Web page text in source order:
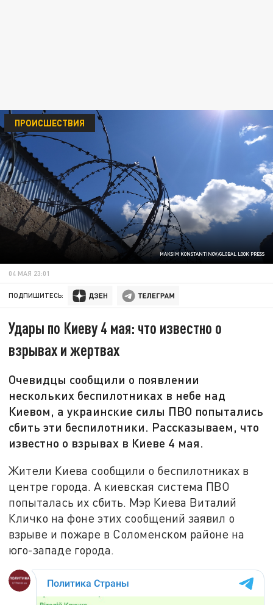
MAKSIM KONSTANTINOV/GLOBAL LOOK PRESS
ПРОИСШЕСТВИЯ
04 МАЯ 23:01
ПОДПИШИТЕСЬ:
Удары по Киеву 4 мая: что известно о
взрывах и жертвах
Очевидцы сообщили о появлении
нескольких беспилотниках в небе над
Киевом, а украинские силы ПВО попытались
сбить эти беспилотники. Рассказываем, что
известно о взрывах в Киеве 4 мая.
Жители Киева сообщили о беспилотниках в
центре города. А киевская система ПВО
попыталась их сбить. Мэр Киева Виталий
Кличко на фоне этих сообщений заявил о
взрыве и пожаре в Соломенском районе на
юго-западе города.